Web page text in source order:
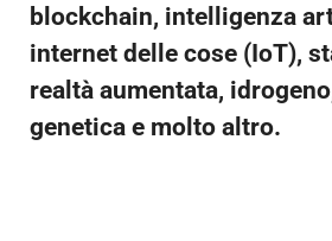
blockchain, intelligenza
internet delle cose (IoT),
realtà aumentata,
genetica e molto altro.